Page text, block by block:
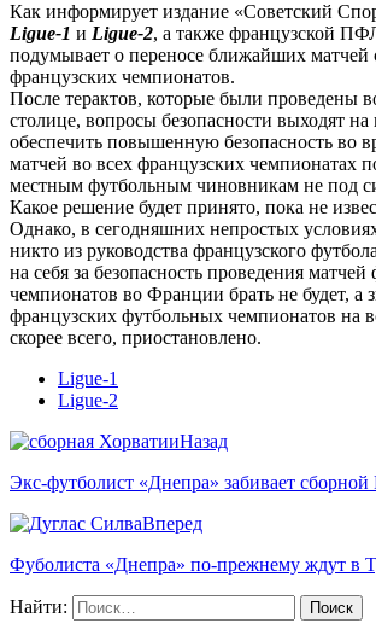
Как информирует издание «Сoветский
Ligue-1 и Ligue-2, а также французской
подумывает о переносе ближайших матчей
французских чемпионатов.
После терактов, которые были проведены
столице, вопросы безопасности выходят
обеспечить повышенную безопасность во
матчей во всех французских чемпионатах
местным футбольным чиновникам не под
Какое решение будет принято, пока не
Однако, в сегодняшних непростых
никто из руководства французского
на себя за безопасность проведения
чемпионатов во Франции брать не будет, а
французских футбольных чемпионатов на
скорее всего, приостановлено.
Ligue-1
Ligue-2
Назад
Экс-футболист «Днепра» забивает сборной
Вперед
Фуболиста «Днепра» по-прежнему ждут в
Найти: